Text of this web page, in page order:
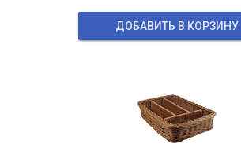
ДОБАВИТЬ В КОРЗИНУ